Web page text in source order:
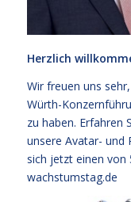
Herzlich
Wir freuen uns
Würth-
zu haben. Erfahren
unsere Avatar- und
sich jetzt einen von
wachstumstag.de